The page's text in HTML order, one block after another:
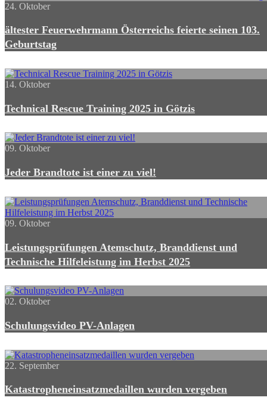
24. Oktober
ältester Feuerwehrmann Österreichs feierte seinen 103.
Geburtstag
14. Oktober
Technical Rescue Training 2025 in Götzis
09. Oktober
Jeder Brandtote ist einer zu viel!
09. Oktober
Leistungsprüfungen Atemschutz, Branddienst und
Technische Hilfeleistung im Herbst 2025
02. Oktober
Schulungsvideo PV-Anlagen
22. September
Katastropheneinsatzmedaillen wurden vergeben